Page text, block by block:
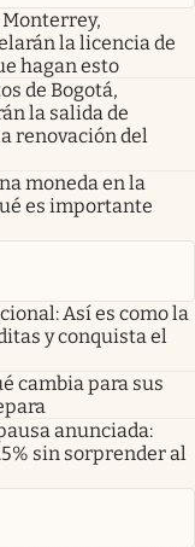
Monterrey,
la licencia de
hagan esto
de Bogotá,
la salida de
renovación del
moneda en la
es importante
Así es como la
y conquista el
cambia para sus
anunciada:
sin sorprender al